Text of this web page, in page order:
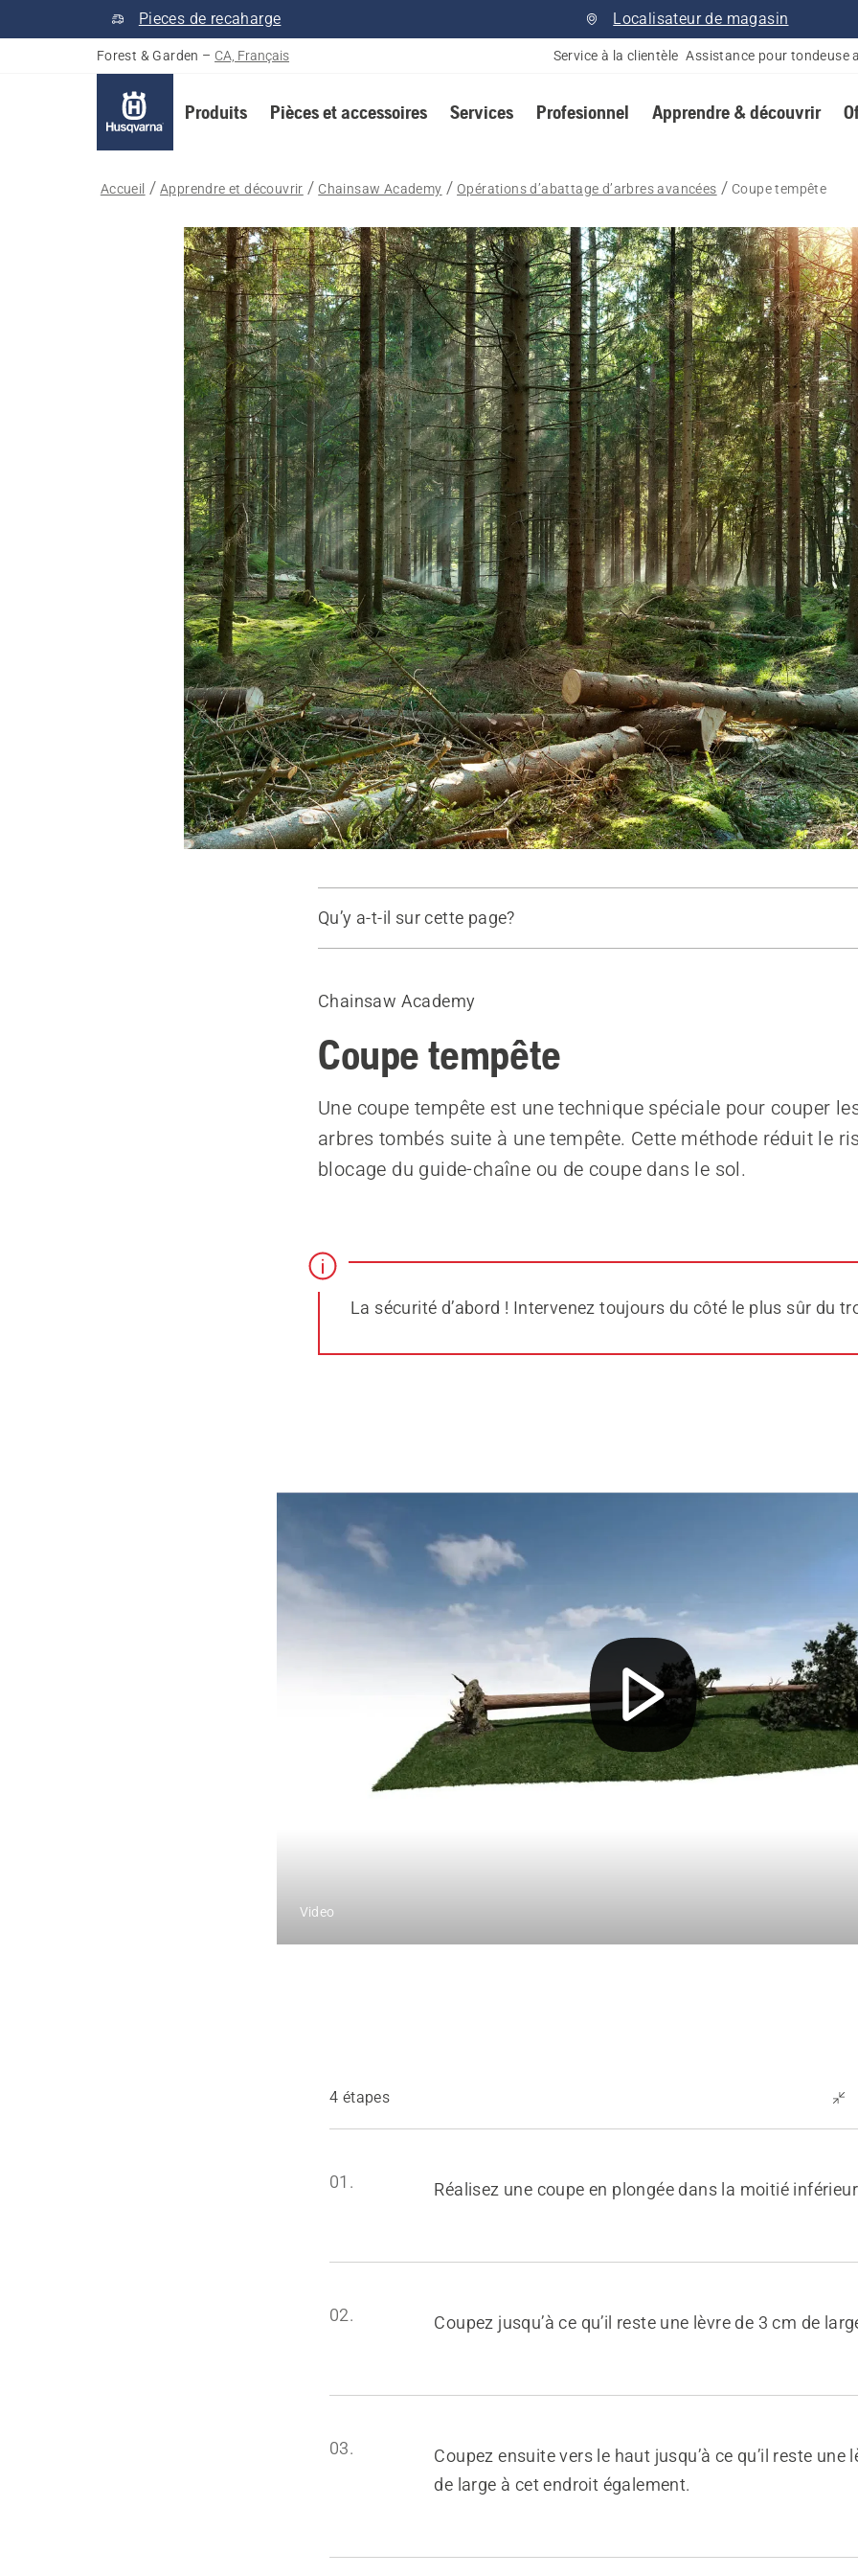
Pieces de recaharge Localisateur de magasin
Forest & Garden – CA, Français Service à la clientèle Assistance pour tondeuse
Produits Pièces et accessoires Services Profesionnel Apprendre & découvrir
Accueil Apprendre et découvrir Chainsaw Academy Opérations d’abattage d’arbres avancées Coupe tempête
Qu’y a-t-il sur cette page?
Soyez prudent lorsque vous coupez des racines
Chainsaw Academy
Coupe tempête
Une coupe tempête est une technique spéciale pour couper
arbres tombés suite à une tempête. Cette méthode réduit le
blocage du guide-chaîne ou de coupe dans le sol.
La sécurité d’abord ! Intervenez toujours du côté le plus sûr du
Video
4 étapes
01. Réalisez une coupe en plongée dans la moitié
02. Coupez jusqu’à ce qu’il reste une lèvre de 3 cm de
03.
Coupez ensuite vers le haut jusqu’à ce qu’il reste une
de large à cet endroit également.